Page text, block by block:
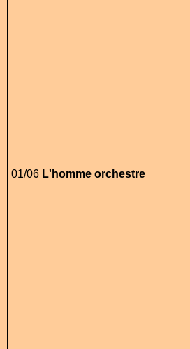
01/06 L'homme orchestre